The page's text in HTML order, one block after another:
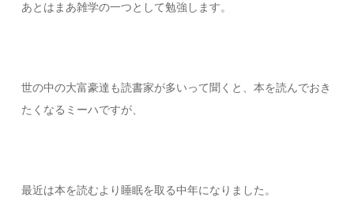
あとはまあ雑学の一つとして勉強します。
世の中の大富豪達も読書家が多いって聞くと、本を読んでおき
たくなるミーハですが、
最近は本を読むより睡眠を取る中年になりました。